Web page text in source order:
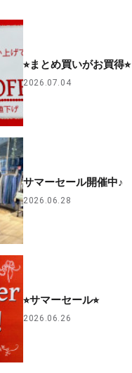
⭐︎まとめ買いがお買得⭐︎
2026.07.04
サマーセール開催中♪
2026.06.28
⭐︎サマーセール⭐︎
2026.06.26